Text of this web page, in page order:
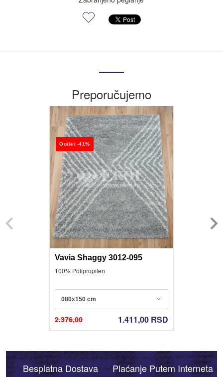
Preporučujemo
Outlet -41%
Vavia Shaggy 3012-095
100% Polipropilen
080x150 cm
2.376,00 1.411,00 RSD
Besplatna Dostava Plaćanje Putem Interneta